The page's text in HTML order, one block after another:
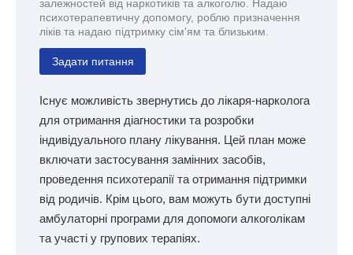
залежностей від наркотиків та алкоголю. Надаю
психотерапевтичну допомогу, роблю призначення
ліків та надаю підтримку сім'ям та близьким.
Задати питання
Існує можливість звернутись до лікаря-нарколога
для отримання діагностики та розробки
індивідуального плану лікування. Цей план може
включати застосування замінних засобів,
проведення психотерапії та отримання підтримки
від родичів. Крім цього, вам можуть бути доступні
амбулаторні програми для допомоги алкоголікам
та участі у групових терапіях.